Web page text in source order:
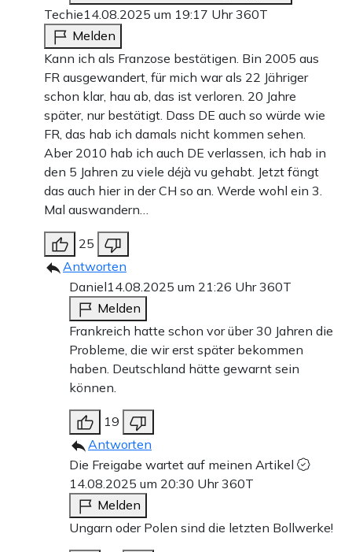
Techie14.08.2025 um 19:17 Uhr360T
Melden
Kann ich als Franzose bestätigen. Bin 2005 aus
FR ausgewandert, für mich war als 22 Jähriger
schon klar, hau ab, das ist verloren. 20 Jahre
später, nur bestätigt. Dass DE auch so würde wie
FR, das hab ich damals nicht kommen sehen.
Aber 2010 hab ich auch DE verlassen, ich hab in
den 5 Jahren zu viele déjà vu gehabt. Jetzt fängt
das auch hier in der CH so an. Werde wohl ein 3.
Mal auswandern…
25
Antworten
Daniel14.08.2025 um 21:26 Uhr360T
Melden
Frankreich hatte schon vor über 30 Jahren die
Probleme, die wir erst später bekommen
haben. Deutschland hätte gewarnt sein
können.
19
Antworten
Die Freigabe wartet auf meinen Artikel
14.08.2025 um 20:30 Uhr360T
Melden
Ungarn oder Polen sind die letzten Bollwerke!